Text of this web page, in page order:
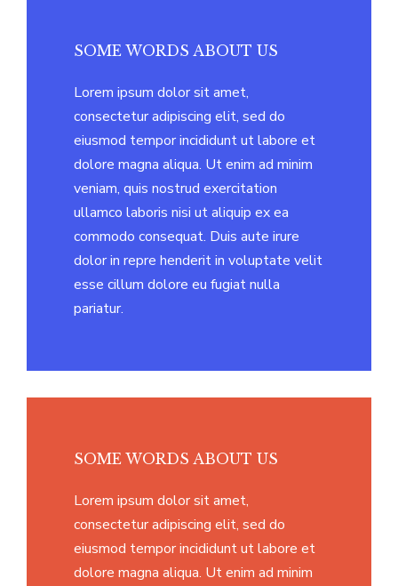
SOME WORDS ABOUT US
Lorem ipsum dolor sit amet,
consectetur adipiscing elit, sed do
eiusmod tempor incididunt ut labore et
dolore magna aliqua. Ut enim ad minim
veniam, quis nostrud exercitation
ullamco laboris nisi ut aliquip ex ea
commodo consequat. Duis aute irure
dolor in repre henderit in voluptate velit
esse cillum dolore eu fugiat nulla
pariatur.
SOME WORDS ABOUT US
Lorem ipsum dolor sit amet,
consectetur adipiscing elit, sed do
eiusmod tempor incididunt ut labore et
dolore magna aliqua. Ut enim ad minim